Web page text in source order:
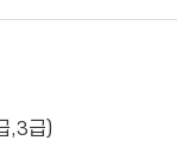
,3급)